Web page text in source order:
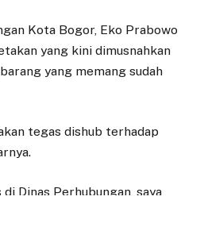
Kota Bogor, Eko Prabowo
yang kini dimusnahkan
yang memang sudah
tegas dishub terhadap
Dinas Perhubungan, saya